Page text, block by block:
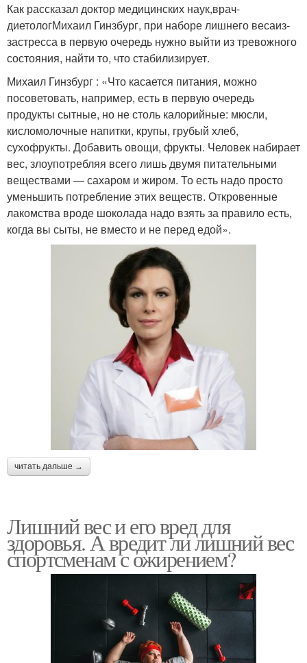
Как рассказал доктор медицинских наук,врач-
диетологМихаил Гинзбург, при наборе лишнего весаиз-
застресса в первую очередь нужно выйти из тревожного
состояния, найти то, что стабилизирует.
Михаил Гинзбург : «Что касается питания, можно
посоветовать, например, есть в первую очередь
продукты сытные, но не столь калорийные: мюсли,
кисломолочные напитки, крупы, грубый хлеб,
сухофрукты. Добавить овощи, фрукты. Человек набирает
вес, злоупотребляя всего лишь двумя питательными
веществами — сахаром и жиром. То есть надо просто
уменьшить потребление этих веществ. Откровенные
лакомства вроде шоколада надо взять за правило есть,
когда вы сыты, не вместо и не перед едой».
читать дальше →
Лишний вес и его вред для
здоровья. А вредит ли лишний вес
спортсменам с ожирением?